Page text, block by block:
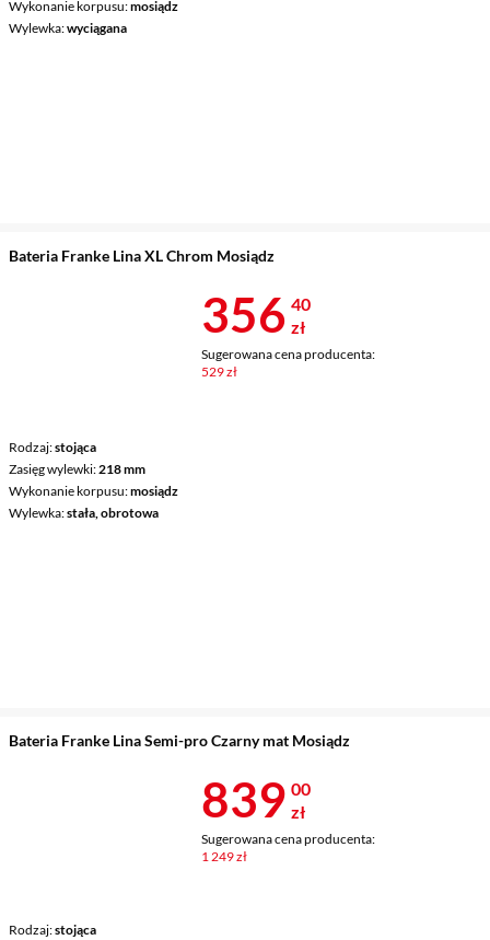
Wykonanie korpusu mosiądz
Wylewka wyciągana
Bateria Franke Lina XL Chrom Mosiądz
Rodzaj stojąca
Zasięg wylewki 218 mm
Wykonanie korpusu mosiądz
Wylewka stała, obrotowa
Cena 356,40
356 40
zł
Sugerowana cena producenta:
529 zł
Bateria Franke Lina Semi-pro Czarny mat Mosiądz
Rodzaj stojąca
Cena 839 zł
839 00
zł
Sugerowana cena producenta:
1 249 zł